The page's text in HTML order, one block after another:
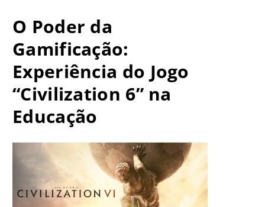
O Poder da
Gamificação:
Experiência do Jogo
“Civilization 6” na
Educação